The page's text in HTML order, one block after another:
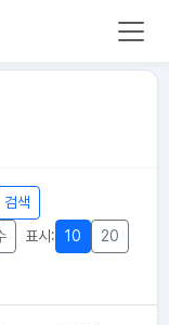
검색
표시: 10
20